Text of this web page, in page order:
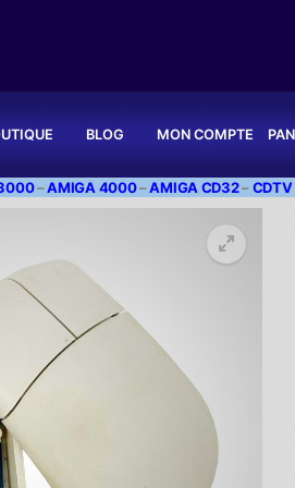
BLOG MON COMPTE
–AMIGA 4000–AMIGA CD32–CDTV